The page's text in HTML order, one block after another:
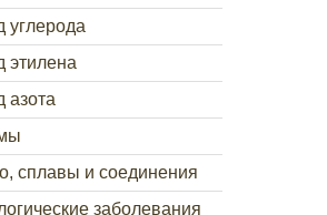
углерода
этилена
азота
сплавы и соединения
заболевания